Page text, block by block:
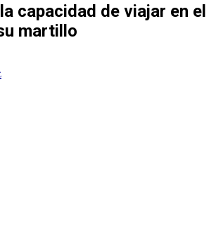
capacidad de viajar en el
martillo